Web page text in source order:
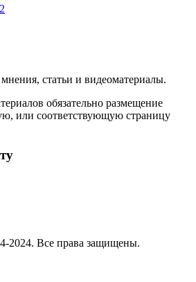
статьи и видеоматериалы.
обязательно размещение
или соответствующую страницу
2024. Все права защищены.